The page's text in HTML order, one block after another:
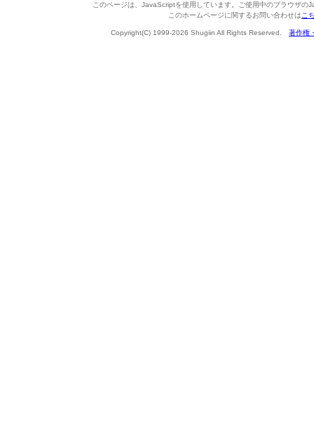
このページは、JavaScriptを使用しています。ご使用中のブラウザの
このホームページに関するお問い合わせは こ
Copyright(C) 1999-2026 Shugiin All Rights Reserved. 著作権